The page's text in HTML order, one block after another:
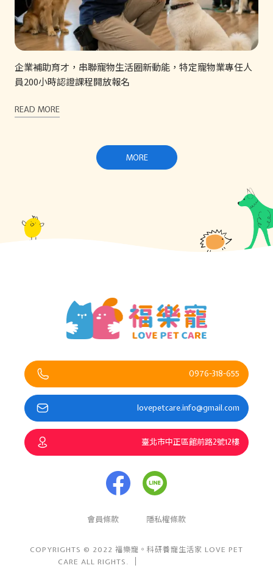
企業補助育才，串聯寵物生活圈新動能，特定寵物業專任人
員200小時認證課程開放報名
READ MORE
MORE
0976-318-655
lovepetcare.info@gmail.com
臺北市中正區館前路2號12樓
會員條款 隱私權條款
COPYRIGHTS © 2022 福樂寵。科研養寵生活家 LOVE PET
CARE ALL RIGHTS.